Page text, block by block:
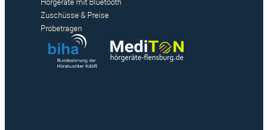
Zuschüsse & Preise
Probetragen